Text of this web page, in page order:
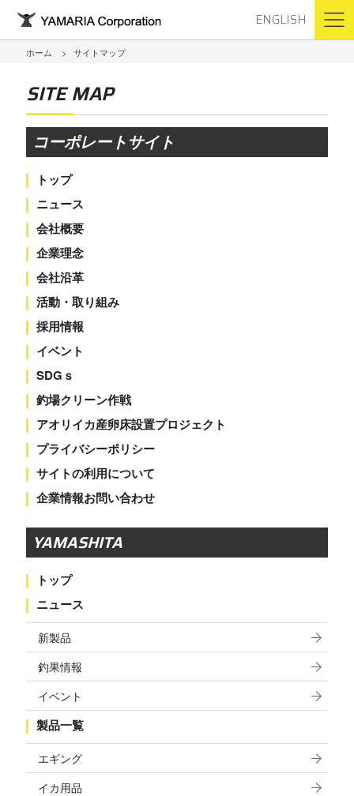
ENGLISH
ホーム サイトマップ
SITE MAP
コーポレートサイト
トップ
ニュース
会社概要
企業理念
会社沿革
活動・取り組み
採用情報
イベント
SDGｓ
釣場クリーン作戦
アオリイカ産卵床設置プロジェクト
プライバシーポリシー
サイトの利用について
企業情報お問い合わせ
YAMASHITA
トップ
ニュース
新製品
釣果情報
イベント
製品一覧
エギング
イカ用品